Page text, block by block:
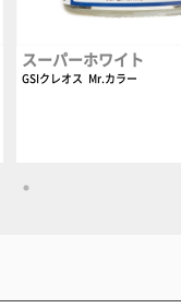
スーパーホワイト
GSIクレオス Mr.カラー